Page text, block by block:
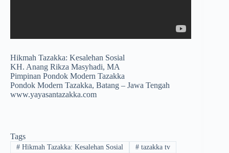
Hikmah Tazakka: Kesalehan Sosial
KH. Anang Rikza Masyhadi, MA
Pimpinan Pondok Modern Tazakka
Pondok Modern Tazakka, Batang – Jawa Tengah
www.yayasantazakka.com
Tags
#Hikmah Tazakka: Kesalehan Sosial #tazakka tv